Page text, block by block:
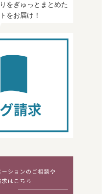
をぎゅっとまとめた
をお届け！